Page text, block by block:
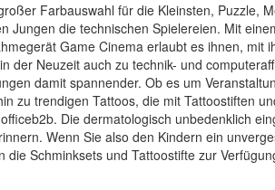
Farbauswahl für die Kleinsten, Puzzle,
die technischen Spielereien. Mit
Game Cinema erlaubt es ihnen, mit
Neuzeit auch zu technik- und
damit spannender. Ob es um
zu trendigen Tattoos, die mit Tattoostiften
Die dermatologisch unbedenklich
Wenn Sie also den Kindern ein
Schminksets und Tattoostifte zur